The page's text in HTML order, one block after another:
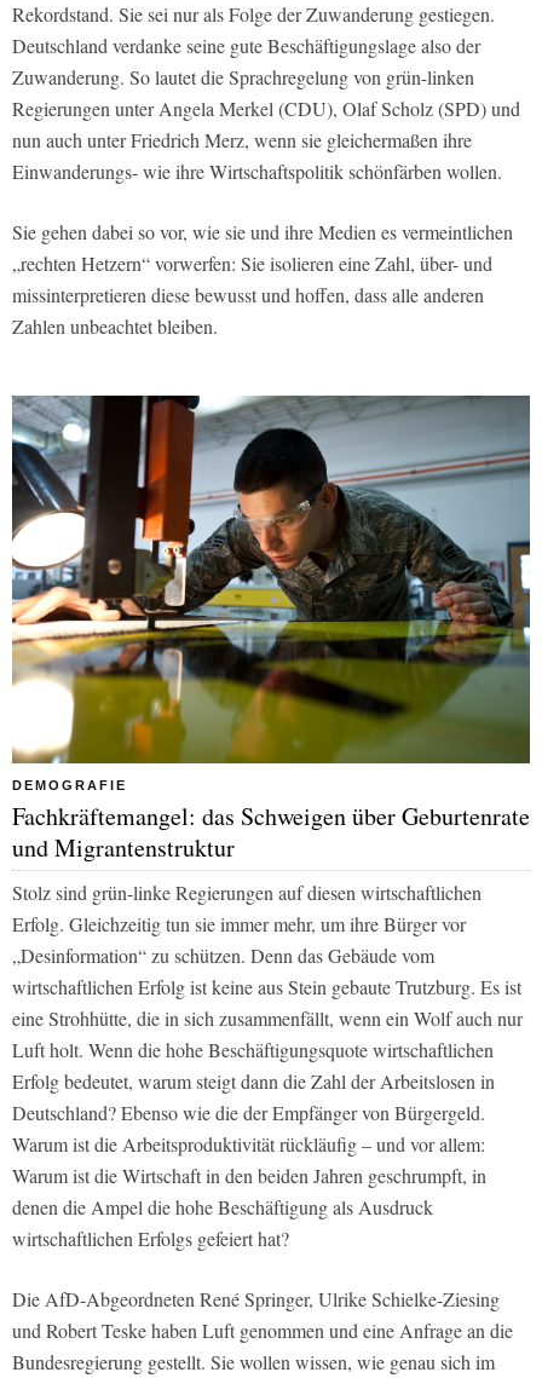
Rekordstand. Sie sei nur als Folge der Zuwanderung gestiegen.
Deutschland verdanke seine gute Beschäftigungslage also der
Zuwanderung. So lautet die Sprachregelung von grün-linken
Regierungen unter Angela Merkel (CDU), Olaf Scholz (SPD) und
nun auch unter Friedrich Merz, wenn sie gleichermaßen ihre
Einwanderungs- wie ihre Wirtschaftspolitik schönfärben wollen.
Sie gehen dabei so vor, wie sie und ihre Medien es vermeintlichen
„rechten Hetzern“ vorwerfen: Sie isolieren eine Zahl, über- und
missinterpretieren diese bewusst und hoffen, dass alle anderen
Zahlen unbeachtet bleiben.
DEMOGRAFIE
Fachkräftemangel: das Schweigen über Geburtenrate
und Migrantenstruktur
Stolz sind grün-linke Regierungen auf diesen wirtschaftlichen
Erfolg. Gleichzeitig tun sie immer mehr, um ihre Bürger vor
„Desinformation“ zu schützen. Denn das Gebäude vom
wirtschaftlichen Erfolg ist keine aus Stein gebaute Trutzburg. Es ist
eine Strohhütte, die in sich zusammenfällt, wenn ein Wolf auch nur
Luft holt. Wenn die hohe Beschäftigungsquote wirtschaftlichen
Erfolg bedeutet, warum steigt dann die Zahl der Arbeitslosen in
Deutschland? Ebenso wie die der Empfänger von Bürgergeld.
Warum ist die Arbeitsproduktivität rückläufig – und vor allem:
Warum ist die Wirtschaft in den beiden Jahren geschrumpft, in
denen die Ampel die hohe Beschäftigung als Ausdruck
wirtschaftlichen Erfolgs gefeiert hat?
Die AfD-Abgeordneten René Springer, Ulrike Schielke-Ziesing
und Robert Teske haben Luft genommen und eine Anfrage an die
Bundesregierung gestellt. Sie wollen wissen, wie genau sich im